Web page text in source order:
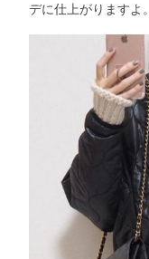
デに仕上がりますよ。